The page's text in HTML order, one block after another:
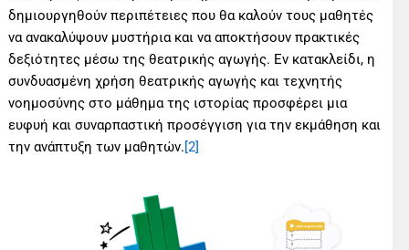
δημιουργηθούν περιπέτειες που θα καλούν τους μαθητές
να ανακαλύψουν μυστήρια και να αποκτήσουν πρακτικές
δεξιότητες μέσω της θεατρικής αγωγής. Εν κατακλείδι, η
συνδυασμένη χρήση θεατρικής αγωγής και τεχνητής
νοημοσύνης στο μάθημα της ιστορίας προσφέρει μια
ευφυή και συναρπαστική προσέγγιση για την εκμάθηση και
την ανάπτυξη των μαθητών.[2]